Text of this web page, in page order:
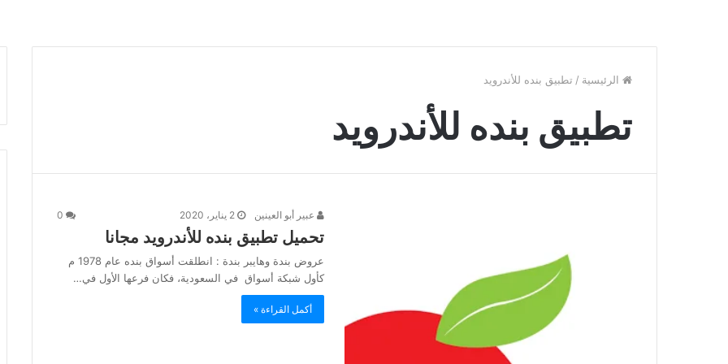
الرئيسية / تطبيق بنده للأندرويد
تطبيق بنده للأندرويد
عبير أبو العينين 2 يناير، 2020
تحميل تطبيق بنده للأندرويد مجانا
عروض بندة وهايبر بندة : انطلقت أسواق بنده عام 1978 م
كأول شبكة أسواق في السعودية، فكان فرعها الأول في…
أكمل القراءة »